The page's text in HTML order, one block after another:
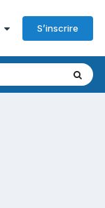
S’inscrire